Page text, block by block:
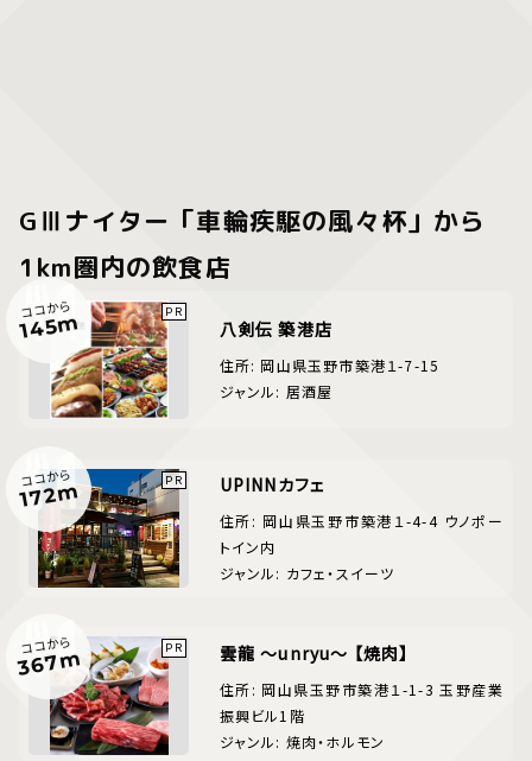
GⅢナイター「車輪疾駆の風々杯」から
1km圏内の飲食店
ココから
145m 八剣伝 築港店
住所: 岡山県玉野市築港１-7-15
ジャンル: 居酒屋
ココから
172m UPINNカフェ
住所: 岡山県玉野市築港１-4-4 ウノポー
トイン内
ジャンル: カフェ・スイーツ
ココから
367m 雲龍 ～unryu～ 【焼肉】
住所: 岡山県玉野市築港１-1-3 玉野産業
振興ビル1階
ジャンル: 焼肉・ホルモン